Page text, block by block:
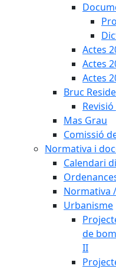
Actes
Actes
Actes
Bruc
Mas Grau
Comissió
Normativa i
Calendari
Normativa
Urbanisme
de
II